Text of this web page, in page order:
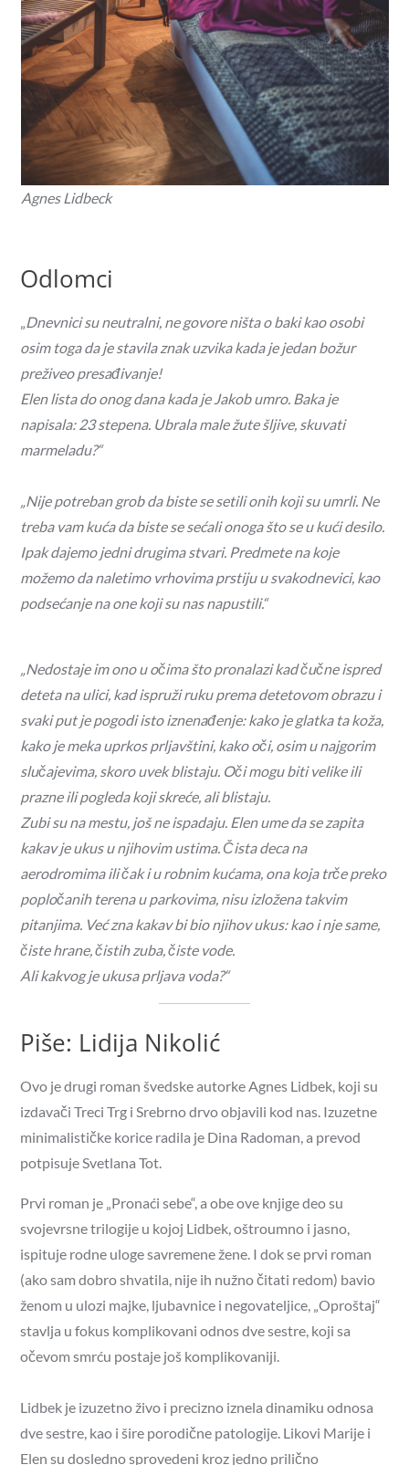
Agnes Lidbeck
Odlomci
„Dnevnici su neutralni, ne govore ništa o baki kao osobi
osim toga da je stavila znak uzvika kada je jedan božur
preživeo presađivanje!
Elen lista do onog dana kada je Jakob umro. Baka je
napisala: 23 stepena. Ubrala male žute šljive, skuvati
marmeladu?“
„Nije potreban grob da biste se setili onih koji su umrli. Ne
treba vam kuća da biste se sećali onoga što se u kući desilo.
Ipak dajemo jedni drugima stvari. Predmete na koje
možemo da naletimo vrhovima prstiju u svakodnevici, kao
podsećanje na one koji su nas napustili.“
„Nedostaje im ono u očima što pronalazi kad čučne ispred
deteta na ulici, kad ispruži ruku prema detetovom obrazu i
svaki put je pogodi isto iznenađenje: kako je glatka ta koža,
kako je meka uprkos prljavštini, kako oči, osim u najgorim
slučajevima, skoro uvek blistaju. Oči mogu biti velike ili
prazne ili pogleda koji skreće, ali blistaju.
Zubi su na mestu, još ne ispadaju. Elen ume da se zapita
kakav je ukus u njihovim ustima. Čista deca na
aerodromima ili čak i u robnim kućama, ona koja trče preko
popločanih terena u parkovima, nisu izložena takvim
pitanjima. Već zna kakav bi bio njihov ukus: kao i nje same,
čiste hrane, čistih zuba, čiste vode.
Ali kakvog je ukusa prljava voda?“
Piše: Lidija Nikolić
Ovo je drugi roman švedske autorke Agnes Lidbek, koji su
izdavači Treci Trg i Srebrno drvo objavili kod nas. Izuzetne
minimalističke korice radila je Dina Radoman, a prevod
potpisuje Svetlana Tot.
Prvi roman je „Pronaći sebe“, a obe ove knjige deo su
svojevrsne trilogije u kojoj Lidbek, oštroumno i jasno,
ispituje rodne uloge savremene žene. I dok se prvi roman
(ako sam dobro shvatila, nije ih nužno čitati redom) bavio
ženom u ulozi majke, ljubavnice i negovateljice, „Oproštaj“
stavlja u fokus komplikovani odnos dve sestre, koji sa
očevom smrću postaje još komplikovaniji.
Lidbek je izuzetno živo i precizno iznela dinamiku odnosa
dve sestre, kao i šire porodične patologije. Likovi Marije i
Elen su dosledno sprovedeni kroz jedno prilično